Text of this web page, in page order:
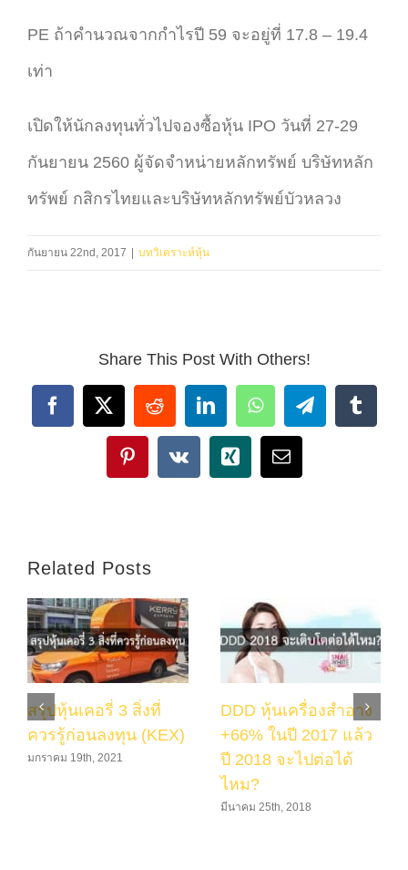
PE ถ้าคำนวณจากกำไรปี 59 จะอยู่ที่ 17.8 – 19.4
เท่า
เปิดให้นักลงทุนทั่วไปจองซื้อหุ้น IPO วันที่ 27-29
กันยายน 2560 ผู้จัดจำหน่ายหลักทรัพย์ บริษัทหลัก
ทรัพย์ กสิกรไทยและบริษัทหลักทรัพย์บัวหลวง
กันยายน 22nd, 2017 บทวิเคราะห์หุ้น
Share This Post With Others!
Facebook
X RedditLinkedInWhatsAppTelegramTumblr
Pinterest
Vk Xing Email
Related Posts
สรุปหุ้นเคอรี่ 3 สิ่งที่
ควรรู้ก่อนลงทุน (KEX)
มกราคม 19th, 2021
DDD หุ้นเครื่องสำอาง
+66% ในปี 2017 แล้ว
ปี 2018 จะไปต่อได้
ไหม?
มีนาคม 25th, 2018